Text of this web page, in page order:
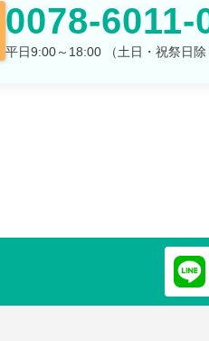
0078-6011-
平日9:00～18:00 （土日・祝祭日除